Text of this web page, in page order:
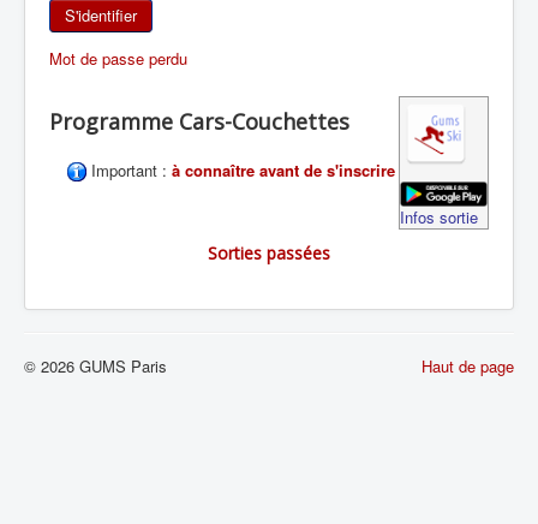
SKI DE RANDONNÉE
RANDONNÉE PÉDESTRE
RANDONNÉE SPORTIVE
S'identifier
Mot de passe perdu
Programme Cars-Couchettes
Infos sortie
Important : à connaître avant de s'inscrire
Sorties passées
Haut de page
© 2026 GUMS Paris